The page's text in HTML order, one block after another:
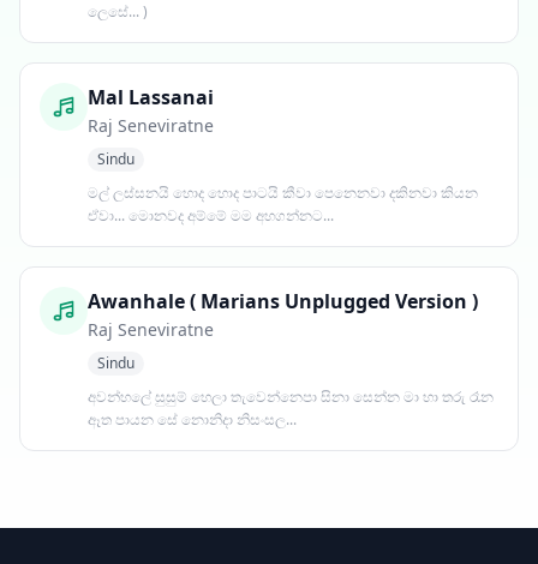
ලෙසේ... )
Mal Lassanai
Raj Seneviratne
Sindu
මල් ලස්සනයි හොද හොද පාටයි කීවා පෙනෙනවා දකිනවා කියන
ඒවා... මොනවද අම්මේ මම අහගන්නට...
Awanhale ( Marians Unplugged Version )
Raj Seneviratne
Sindu
අවන්හලේ සුසුම් හෙලා තැවෙන්නෙපා සිනා සෙන්න මා හා තරු රෑන
ඈත පායන සේ නොනිදා නිසංසල...